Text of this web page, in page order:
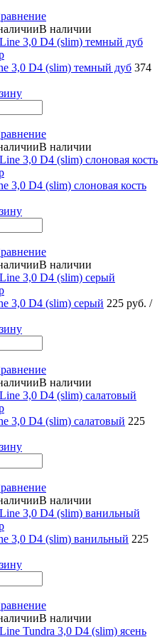
В наличии
3,0 D4 (slim) темный дуб 374
В наличии
3,0 D4 (slim) слоновая кость
В наличии
3,0 D4 (slim) серый 225 руб. /
В наличии
3,0 D4 (slim) салатовый 225
В наличии
3,0 D4 (slim) ванильный 225
В наличии